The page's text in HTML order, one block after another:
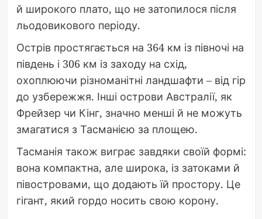
й широкого плато, що не затопилося після
льодовикового періоду.
Острів простягається на 364 км із півночі на
південь і 306 км із заходу на схід,
охоплюючи різноманітні ландшафти – від гір
до узбережжя. Інші острови Австралії, як
Фрейзер чи Кінг, значно менші й не можуть
змагатися з Тасманією за площею.
Тасманія також виграє завдяки своїй формі:
вона компактна, але широка, із затоками й
півостровами, що додають їй простору. Це
гігант, який гордо носить свою корону.